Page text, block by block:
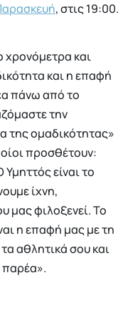
, στις 19:00.
χρονόμετρα και
και η επαφή
πάνω από το
την
της ομαδικότητας»
προσθέτουν:
είναι το
ίχνη,
μας φιλοξενεί. Το
η επαφή μας με τη
αθλητικά σου και
παρέα».